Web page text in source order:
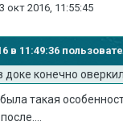
окт 2016, 11:55:45
в 11:49:36
доке конечно
такая